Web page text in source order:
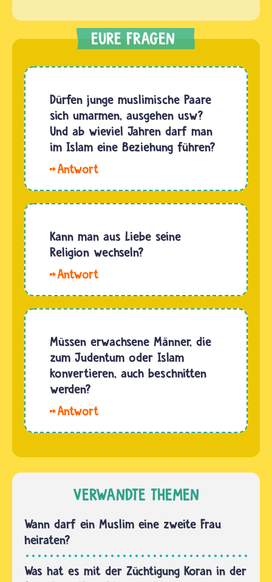
Dürfen junge muslimische Paare
sich umarmen, ausgehen usw?
Und ab wieviel Jahren darf man
im Islam eine Beziehung führen?
zwischen
und
Frauen
findet im
Islam in
Form
einer Ehe
Diese Ehe
wird
normalerweise…
Kann man aus Liebe seine
Religion wechseln?
aus Liebe
Menschen
seine
Religion
anzunehmen,
viele
Schwierigkeiten
Müssen erwachsene Männer, die
zum Judentum oder Islam
konvertieren, auch beschnitten
werden?
Mann
Jude
werden
möchte,
legt er
vor drei
Rabbinern
eine
VERWANDTE THEMEN
Wann darf ein Muslim eine zweite Frau
heiraten?
Was hat es mit der Züchtigung Koran in der